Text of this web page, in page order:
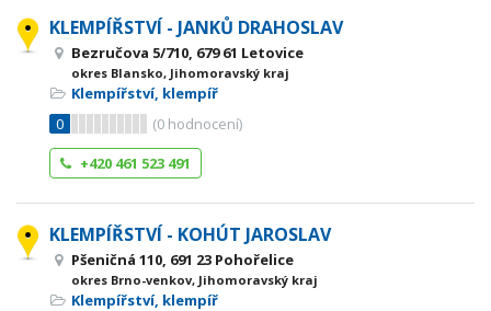
KLEMPÍŘSTVÍ - JANKŮ DRAHOSLAV
Bezručova 5/710, 679 61 Letovice
okres Blansko, Jihomoravský kraj
Klempířství, klempíř
0
(0 hodnocení)
+420 461 523 491
KLEMPÍŘSTVÍ - KOHÚT JAROSLAV
Pšeničná 110, 691 23 Pohořelice
okres Brno-venkov, Jihomoravský kraj
Klempířství, klempíř